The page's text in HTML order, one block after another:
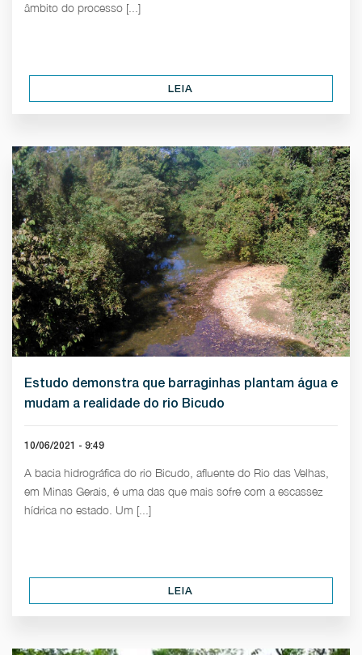
âmbito do processo [...]
LEIA
Estudo demonstra que barraginhas plantam água e
mudam a realidade do rio Bicudo
10/06/2021 - 9:49
A bacia hidrográfica do rio Bicudo, afluente do Rio das Velhas,
em Minas Gerais, é uma das que mais sofre com a escassez
hídrica no estado. Um [...]
LEIA